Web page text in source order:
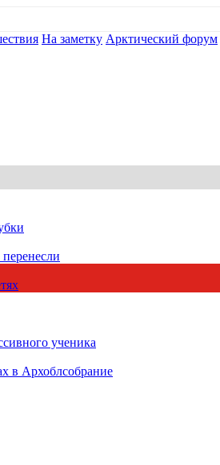
На заметку Арктический форум
ученика
в Архоблсобрание